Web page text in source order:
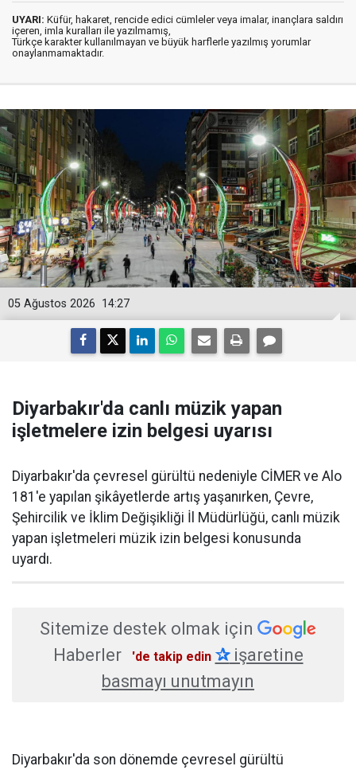
UYARI: Küfür, hakaret, rencide edici cümleler veya imalar, inançlara saldırı
içeren, imla kuralları ile yazılmamış,
Türkçe karakter kullanılmayan ve büyük harflerle yazılmış yorumlar
onaylanmamaktadır.
14:27
05 Ağustos 2026
Diyarbakır'da canlı müzik yapan
işletmelere izin belgesi uyarısı
Diyarbakır'da çevresel gürültü nedeniyle CİMER ve Alo
181'e yapılan şikâyetlerde artış yaşanırken, Çevre,
Şehircilik ve İklim Değişikliği İl Müdürlüğü, canlı müzik
yapan işletmeleri müzik izin belgesi konusunda
uyardı.
Sitemize destek olmak için
Haberler
'de takip edin ✰işaretine
basmayı unutmayın
Diyarbakır'da son dönemde çevresel gürültü